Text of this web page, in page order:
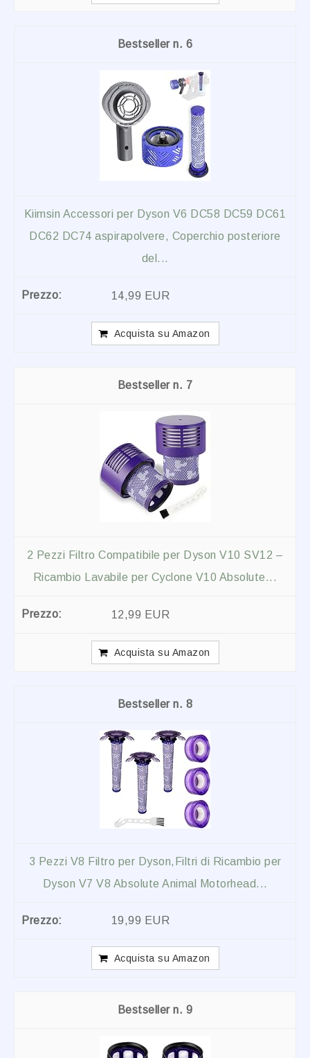
6
Kiimsin Accessori per Dyson V6 DC58 DC59 DC61
DC62 DC74 aspirapolvere, Coperchio posteriore
del...
14,99 EUR
Acquista su Amazon
7
2 Pezzi Filtro Compatibile per Dyson V10 SV12 –
Ricambio Lavabile per Cyclone V10 Absolute...
12,99 EUR
Acquista su Amazon
8
3 Pezzi V8 Filtro per Dyson,Filtri di Ricambio per
Dyson V7 V8 Absolute Animal Motorhead...
19,99 EUR
Acquista su Amazon
9